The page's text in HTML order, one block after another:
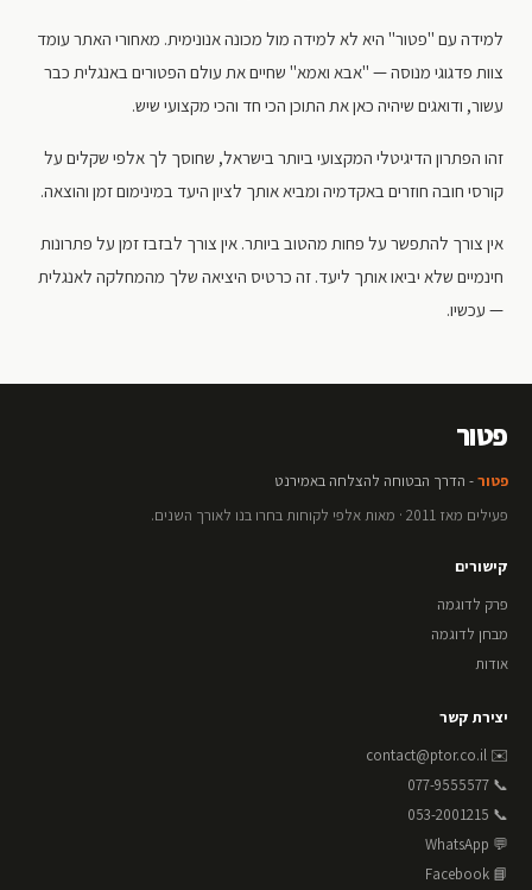
למידה עם "פטור" היא לא למידה מול מכונה אנונימית. מאחורי האתר עומד
צוות פדגוגי מנוסה — "אבא ואמא" שחיים את עולם הפטורים באנגלית כבר
עשור, ודואגים שיהיה כאן את התוכן הכי חד והכי מקצועי שיש.
זהו הפתרון הדיגיטלי המקצועי ביותר בישראל, שחוסך לך אלפי שקלים על
קורסי חובה חוזרים באקדמיה ומביא אותך לציון היעד במינימום זמן והוצאה.
אין צורך להתפשר על פחות מהטוב ביותר. אין צורך לבזבז זמן על פתרונות
חינמיים שלא יביאו אותך ליעד. זה כרטיס היציאה שלך מהמחלקה לאנגלית
— עכשיו.
פטור
פטור- הדרך הבטוחה להצלחה באמירנט
פעילים מאז 2011 · מאות אלפי לקוחות בחרו בנו לאורך השנים.
קישורים
פרק לדוגמה
מבחן לדוגמה
אודות
יצירת קשר
✉️
contact@ptor.co.il
📞 077-9555577
📞 053-2001215
💬 WhatsApp
📘 Facebook